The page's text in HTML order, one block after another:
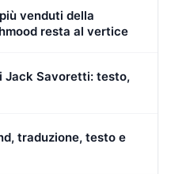
venduti della
resta al vertice
Jack Savoretti: testo,
traduzione, testo e